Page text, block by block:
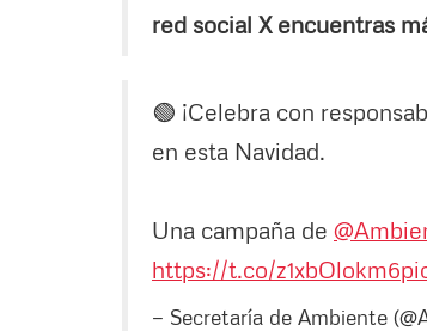
red social X encuentras
🟢 ¡Celebra con
en esta Navidad.
Una campaña de
https://t.co/z1xbOlokm6
— Secretaría de Ambiente